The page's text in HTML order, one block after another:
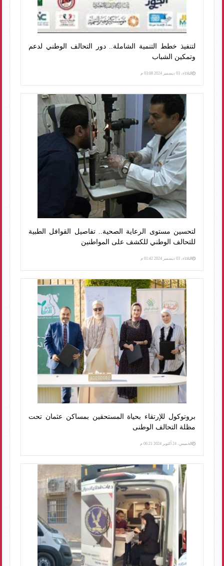
لتنفيذ خطط التنمية الشاملة.. دور التحالف الوطني لدعم
وتمكين الشباب
الثلاثاء، 03 ديسمبر 2024 03:08 م
لتحسين مستوى الرعاية الصحية.. تفاصيل القوافل الطبية
للتحالف الوطني للكشف على المواطنين
الثلاثاء، 03 ديسمبر 2024 01:42 م
بروتوكول للإرتقاء بحياة المستحقين بمساكن عثمان تحت
مظلة التحالف الوطنى
الخميس، 24 أكتوبر 2024 06:21 م